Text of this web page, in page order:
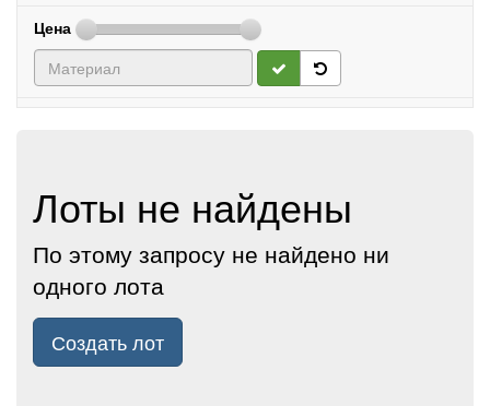
Цена
Лоты не найдены
По этому запросу не найдено ни
одного лота
Создать лот